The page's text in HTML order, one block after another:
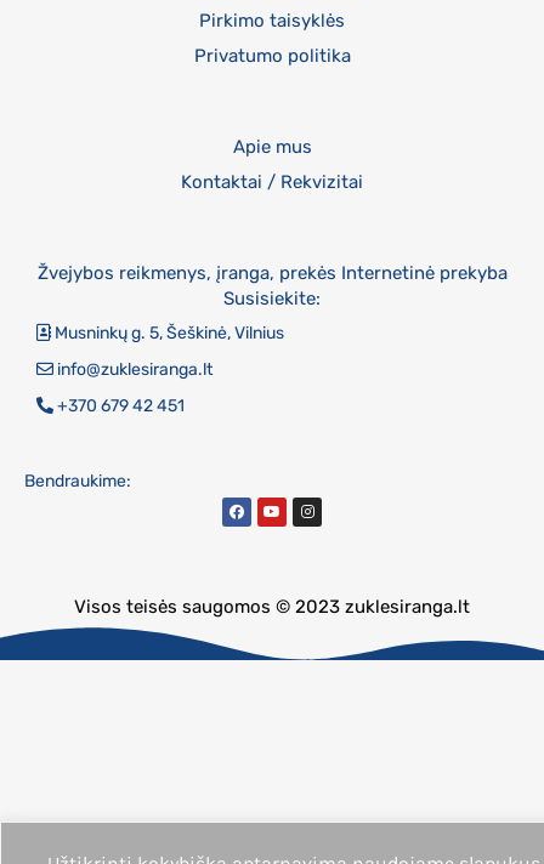
Pirkimo taisyklės
Privatumo politika
Apie mus
Kontaktai / Rekvizitai
Žvejybos reikmenys, įranga, prekės Internetinė prekyba
Susisiekite:
Musninkų g. 5, Šeškinė, Vilnius
info@zuklesiranga.lt
+370 679 42 451
Bendraukime:
Visos teisės saugomos © 2023 zuklesiranga.lt